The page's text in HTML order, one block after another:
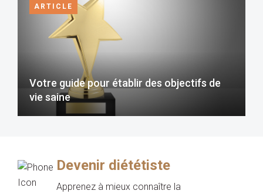
ARTICLE
Votre guide pour établir des objectifs de
vie saine
Devenir diététiste
Apprenez à mieux connaître la